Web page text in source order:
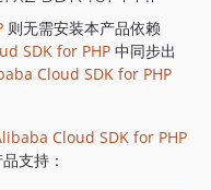
则无需安装本产品依赖
SDK for PHP 中同步出
Cloud SDK for PHP
Cloud SDK for PHP
支持：